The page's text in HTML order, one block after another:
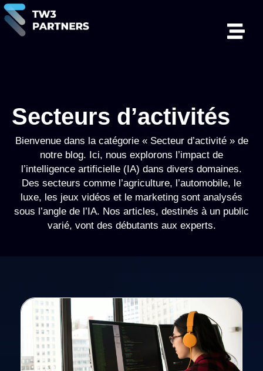
Secteurs d’activités
Bienvenue dans la catégorie « Secteur d’activité » de
notre blog. Ici, nous explorons l’impact de
l’intelligence artificielle (IA) dans divers domaines.
Des secteurs comme l’agriculture, l’automobile, le
luxe, les jeux vidéos et le marketing sont analysés
sous l’angle de l’IA. Nos articles, destinés à un public
varié, vont des débutants aux experts.